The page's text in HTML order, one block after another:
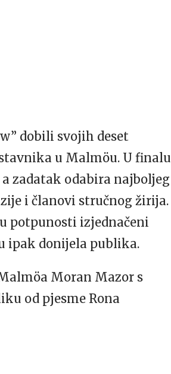
dobili svojih deset
u Malmöu. U finalu
zadatak odabira najboljeg
i članovi stručnog žirija.
potpunosti izjednačeni
ipak donijela publika.
Moran Mazor s
od pjesme Rona